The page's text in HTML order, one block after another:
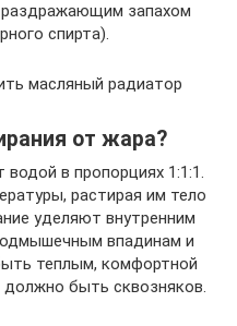
запахом
спирта).
масляный радиатор
от жара?
в пропорциях 1:1:1.
растирая им тело
уделяют внутренним
впадинам и
теплым, комфортной
должно быть сквозняков.